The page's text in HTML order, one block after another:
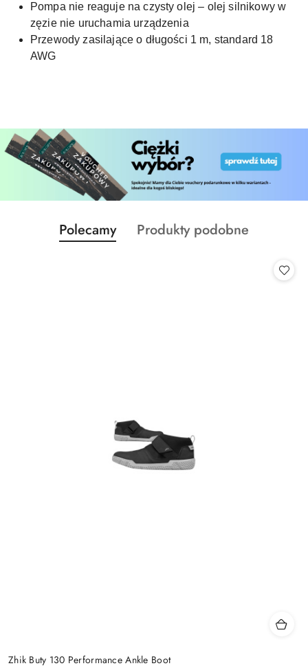
Pompa nie reaguje na czysty olej – olej silnikowy w
zęzie nie uruchamia urządzenia
Przewody zasilające o długości 1 m, standard 18
AWG
Pomiń karuzelę produktów
Produkty
o
Polecamy
Produkty
Produkty podobne
Zhik Buty 130 Performance Ankle Boot